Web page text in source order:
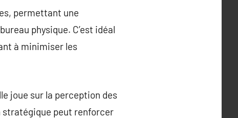
permettant une
physique. C’est idéal
à minimiser les
joue sur la perception des
stratégique peut renforcer